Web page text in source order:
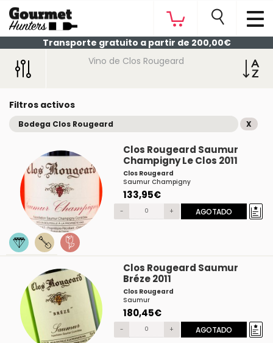
Transporte gratuito a partir de 200,00€
Vino de Clos Rougeard
Filtros activos
Bodega Clos Rougeard X
Clos Rougeard Saumur
Champigny Le Clos 2011
Clos Rougeard
Saumur Champigny
133,95€
- + AGOTADO
Clos Rougeard Saumur
Bréze 2011
Clos Rougeard
Saumur
180,45€
- + AGOTADO